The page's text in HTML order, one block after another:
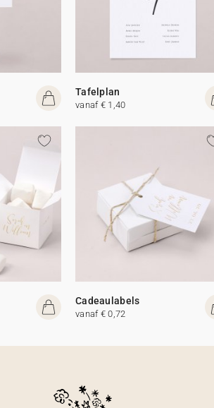
Tafelplan
vanaf € 1,40
Cadeaulabels
vanaf € 0,72